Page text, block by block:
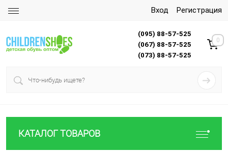
Вход Регистрация
(095) 88-57-525
(067) 88-57-525
(073) 88-57-525
0
КАТАЛОГ ТОВАРОВ